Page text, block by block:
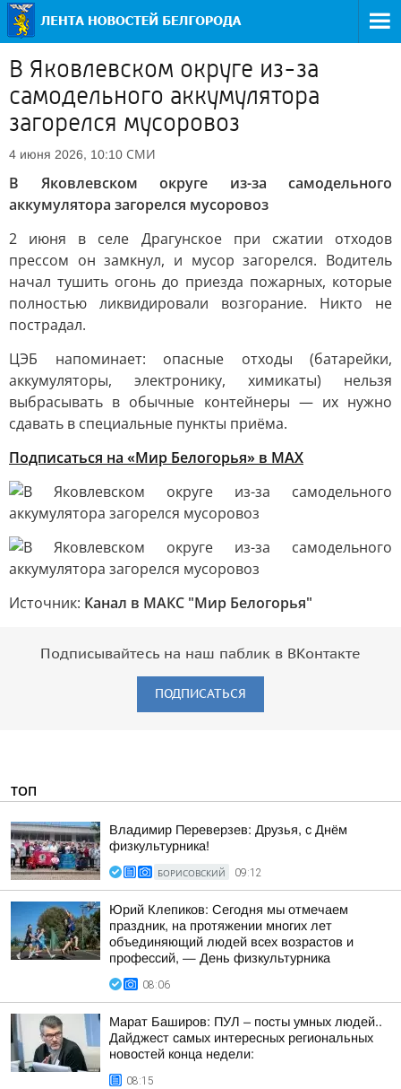
В Яковлевском округе из-за
самодельного аккумулятора
загорелся мусоровоз
4 июня 2026, 10:10 СМИ
В Яковлевском округе из-за самодельного
аккумулятора загорелся мусоровоз
2 июня в селе Драгунское при сжатии отходов
прессом он замкнул, и мусор загорелся. Водитель
начал тушить огонь до приезда пожарных, которые
полностью ликвидировали возгорание. Никто не
пострадал.
ЦЭБ напоминает: опасные отходы (батарейки,
аккумуляторы, электронику, химикаты) нельзя
выбрасывать в обычные контейнеры — их нужно
сдавать в специальные пункты приёма.
Подписаться на «Мир Белогорья» в MAX
Источник: Канал в МАКС "Мир Белогорья"
Подписывайтесь на наш паблик в ВКонтакте
ПОДПИСАТЬСЯ
ТОП
Владимир Переверзев: Друзья, с Днём
физкультурника!
БОРИСОВСКИЙ 09:12
Юрий Клепиков: Сегодня мы отмечаем
праздник, на протяжении многих лет
объединяющий людей всех возрастов и
профессий, — День физкультурника
08:06
Марат Баширов: ПУЛ – посты умных людей..
Дайджест самых интересных региональных
новостей конца недели:
08:15